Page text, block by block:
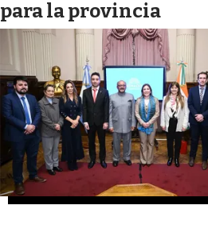
para la provincia